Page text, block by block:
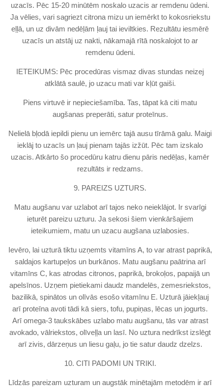
uzacīs. Pēc 15-20 minūtēm noskalo uzacis ar remdenu ūdeni.
Ja vēlies, vari sagriezt citrona mizu un iemērkt to kokosriekstu
eļļā, un uz divām nedēļām ļauj tai ieviltkies. Rezultātu iesmērē
uzacīs un atstāj uz nakti, nākamajā rītā noskalojot to ar
remdenu ūdeni.
IETEIKUMS: Pēc procedūras vismaz divas stundas neizej
atklātā saulē, jo uzacu mati var kļūt gaiši.
Piens virtuvē ir nepieciešamība. Tas, tāpat kā citi matu
augšanas preperāti, satur proteīnus.
Nelielā bļodā iepildi pienu un iemērc tajā ausu tīrāmā galu. Maigi
ieklāj to uzacīs un ļauj pienam tajās izžūt. Pēc tam izskalo
uzacis. Atkārto šo procedūru katru dienu pāris nedēļas, kamēr
rezultāts ir redzams.
9. PAREIZS UZTURS.
Matu augšanu var uzlabot arī tajos neko neieklājot. Ir svarīgi
ieturēt pareizu uzturu. Ja sekosi šiem vienkāršajiem
ieteikumiem, matu un uzacu augšana uzlabosies.
Ievēro, lai uzturā tiktu uzņemts vitamīns A, to var atrast paprikā,
saldajos kartupeļos un burkānos. Matu augšanu paātrina arī
vitamīns C, kas atrodas citronos, paprikā, brokoļos, papaijā un
apelsīnos. Uzņem pietiekami daudz mandelēs, zemesriekstos,
bazilikā, spinātos un olīvās esošo vitamīnu E. Uzturā jāiekļauj
arī proteīna avoti tādi kā siers, tofu, pupiņas, lēcas un jogurts.
Arī omega-3 taukskābes uzlabo matu augšanu, tās var atrast
avokado, vālriekstos, olīveļļa un lasī. No uztura nedrīkst izslēgt
arī zivis, dārzeņus un liesu gaļu, jo tie satur daudz dzelzs.
10. CITI PADOMI UN TRIKI.
Līdzās pareizam uzturam un augstāk minētajām metodēm ir arī